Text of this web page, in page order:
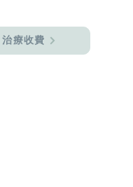
治療收費